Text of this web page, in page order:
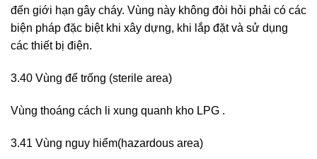
đến giới hạn gây cháy. Vùng này không đòi hỏi phải có các
biện pháp đặc biệt khi xây dựng, khi lắp đặt và sử dụng
các thiết bị điện.
3.40 Vùng để trống (sterile area)
Vùng thoáng cách li xung quanh kho LPG .
3.41 Vùng nguy hiểm(hazardous area)